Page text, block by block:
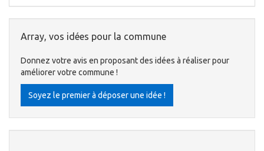
Array, vos idées pour la commune
Donnez votre avis en proposant des idées à réaliser pour
améliorer votre commune !
Soyez le premier à déposer une idée !